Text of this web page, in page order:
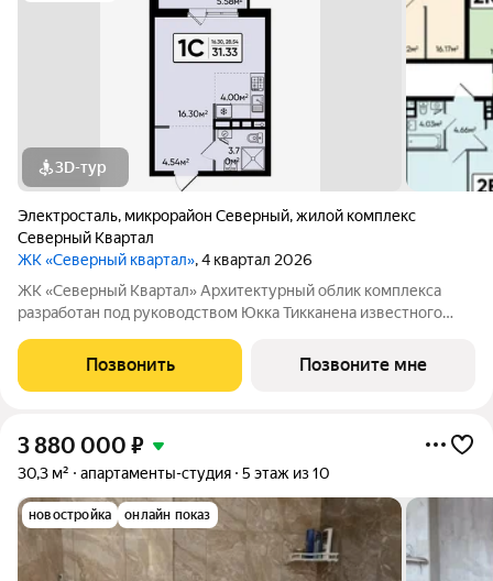
3D-тур
Электросталь, микрорайон Северный,жилой комплекс
Северный Квартал
ЖК «Северный квартал», 4 квартал 2026
ЖК «Северный Квартал» Архитектурный облик комплекса
разработан под руководством Юкка Тикканена известного
сочетании современного дизайна и северной эстетики. В
данном проекте Тикканен удачно
Позвонить Позвоните мне
3 880 000 ₽
30,3 м² апартаменты-студия 5 этаж из 10
новостройка онлайн показ